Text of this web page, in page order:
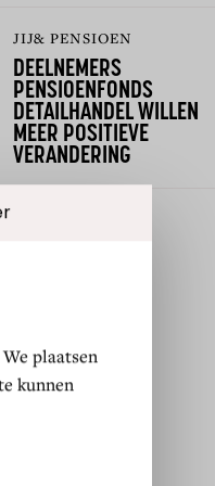
plaatsen
kunnen
JIJ& PENSIOEN
DEELNEMERS
PENSIOENFONDS
DETAILHANDEL WILLEN
MEER POSITIEVE
VERANDERING